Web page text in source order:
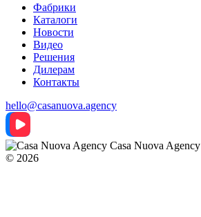
Фабрики
Каталоги
Новости
Видео
Решения
Дилерам
Контакты
hello@casanuova.agency
Casa Nuova Agency
© 2026